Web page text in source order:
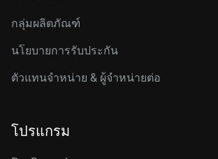
กลุ่มผลิตภัณฑ์
นโยบายการรับประกัน
ตัวแทนจำหน่าย & ผู้จำหน่ายต่อ
โปรแกรม